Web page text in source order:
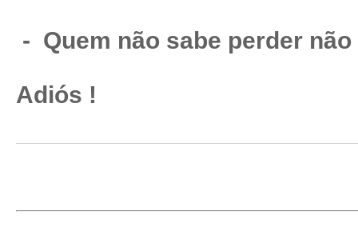
- Quem não sabe perder
Adiós !